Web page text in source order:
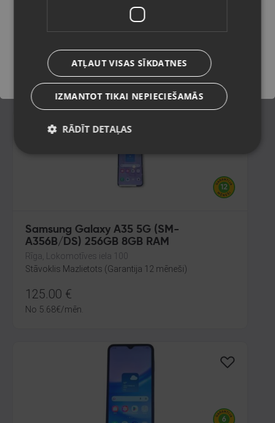
250.00 €
11.37€/mēn.
Samsung Galaxy A35 5G (SM-
A356B/DS) 256GB 8GB RAM
Rīga, Lokomotīves iela 100
Stāvoklis Mazlietots (Garantija 12 mēneši)
125.00 €
No 5.68€/mēn.
Saglabāt
ATĻAUT VISAS SĪKDATNES
IZMANTOT TIKAI NEPIECIEŠAMĀS
RĀDĪT DETAĻAS